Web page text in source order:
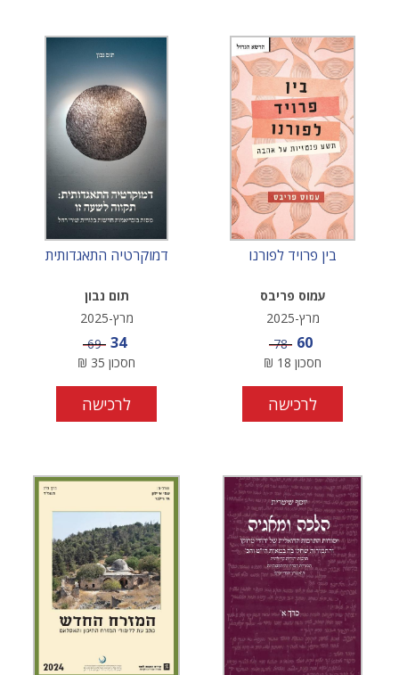
בין פרויד לפורנו
עמוס פריבס
מרץ-2025
מחיר מבצע
60 מחיר
78
חסכון 18
₪
לרכישה
דמוקרטיה התאגדותית
תום נבון
מרץ-2025
מחיר מבצע
34 מחיר
69
חסכון 35
₪
לרכישה